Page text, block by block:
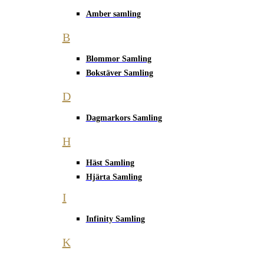
Amber samling
B
Blommor Samling
Bokstäver Samling
D
Dagmarkors Samling
H
Häst Samling
Hjärta Samling
I
Infinity Samling
K